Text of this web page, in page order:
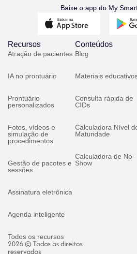
Baixe o app do My
Recursos
Atração de pacientes
IA no prontuário
Prontuário
personalizados
Fotos, vídeos e
simulação de
procedimentos
Gestão de pacotes e
sessões
Assinatura eletrônica
Agenda inteligente
Todos os recursos
Conteúdos
Blog
Materiais
Consulta rápida de
CIDs
Calculadora Nível
Maturidade
Calculadora de No-
Show
2026 © Todos os direitos
reservados